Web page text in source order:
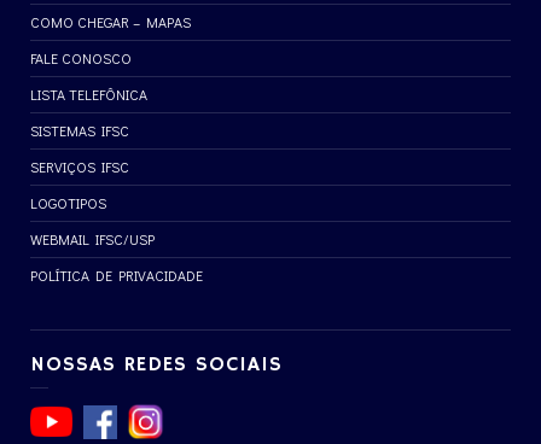
COMO CHEGAR – MAPAS
FALE CONOSCO
LISTA TELEFÔNICA
SISTEMAS IFSC
SERVIÇOS IFSC
LOGOTIPOS
WEBMAIL IFSC/USP
POLÍTICA DE PRIVACIDADE
NOSSAS REDES SOCIAIS